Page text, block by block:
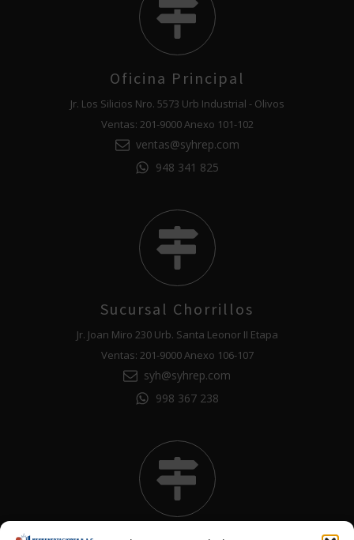
Oficina Principal
Jr. Los Silicios Nro. 5573 Urb Industrial - Olivos
Ventas: 201-9000 Anexo 101-102
ventas@syhrep.com
948 341 825
Sucursal Chorrillos
Jr. Joan Miro 230 Urb. Santa Leonor II Etapa
Ventas: 201-9000 Anexo 106-107
syh@syhrep.com
998 367 238